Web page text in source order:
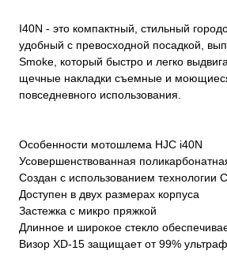
I40N - это компактный, стильный
удобный с превосходной посадкой,
Smoke, который быстро и легко
щечные накладки съемные и
повседневного использования.
Особенности мотошлема HJC i40N
Усовершенствованная
Создан с использованием технологии
Доступен в двух размерах корпуса
Застежка с микро пряжкой
Длинное и широкое стекло
Визор XD-15 защищает от 99%